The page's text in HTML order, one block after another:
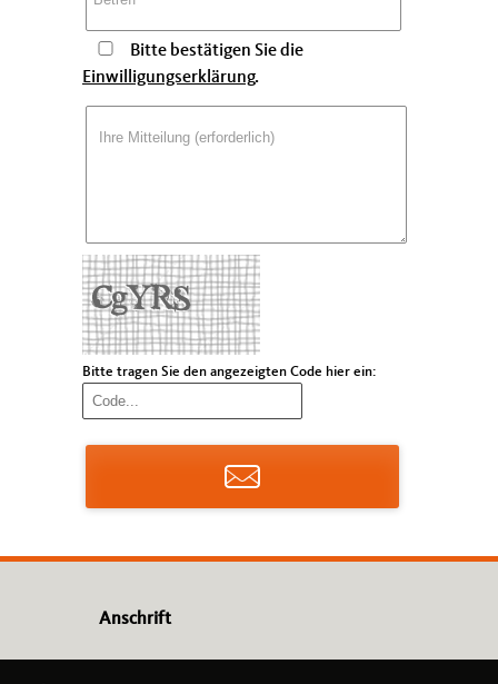
Bitte bestätigen Sie die
Einwilligungserklärung.
Bitte tragen Sie den angezeigten Code hier ein:
Anschrift